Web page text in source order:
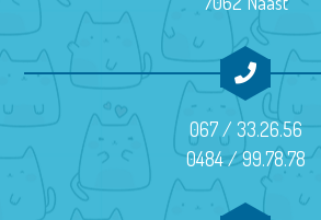
n
É
v
è
067 / 33.26.56
0484 / 99.78.78